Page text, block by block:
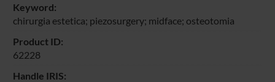
Keyword:
chirurgia estetica; piezosurgery; midface; osteotomia
Product ID:
62228
Handle IRIS: